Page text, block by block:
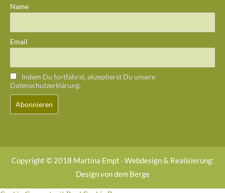
Name
Email
Indem Du fortfährst, akzeptierst Du unsere
Datenschutzerklärung.
Copyright © 2018 Martina Empt · Webdesign & Realisierung:
Design von dem Berge